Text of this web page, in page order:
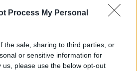
Process My Personal
the sale, sharing to third parties, or
or sensitive information for
please use the below opt-out